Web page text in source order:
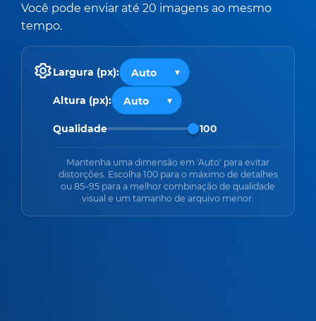
Você pode enviar até 20 imagens ao mesmo
tempo.
Largura (px):
Altura (px):
Qualidade 100
Mantenha uma dimensão em 'Auto' para evitar
distorções. Escolha 100 para o máximo de detalhes
ou 85–95 para a melhor combinação de qualidade
visual e um tamanho de arquivo menor.